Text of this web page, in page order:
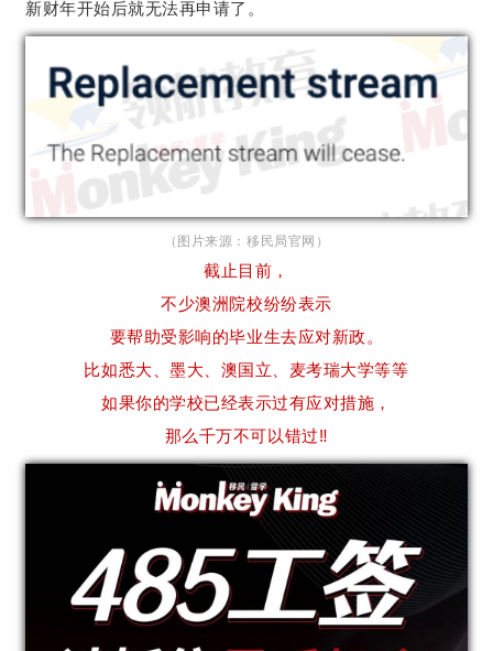
新财年开始后就无法再申请了。
（图片来源：移民局官网）
截止目前，
不少澳洲院校纷纷表示
要帮助受影响的毕业生去应对新政。
比如悉大、墨大、澳国立、麦考瑞大学等等
如果你的学校已经表示过有应对措施，
那么千万不可以错过‼️